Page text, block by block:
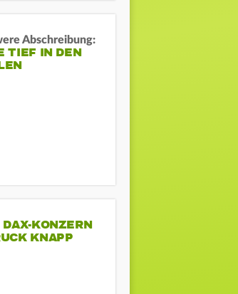
Abschreibung:
TIEF IN DEN
KONZERN
KNAPP